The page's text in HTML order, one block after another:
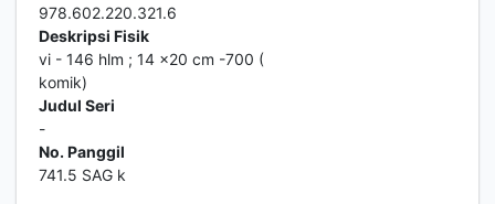
978.602.220.321.6
Deskripsi Fisik
vi - 146 hlm ; 14 x20 cm -700 (
komik)
Judul Seri
-
No. Panggil
741.5 SAG k